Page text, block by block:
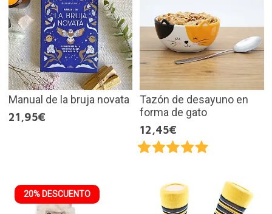
Manual de la bruja novata
21,95€
Tazón de desayuno en
forma de gato
12,45€
20% DESCUENTO